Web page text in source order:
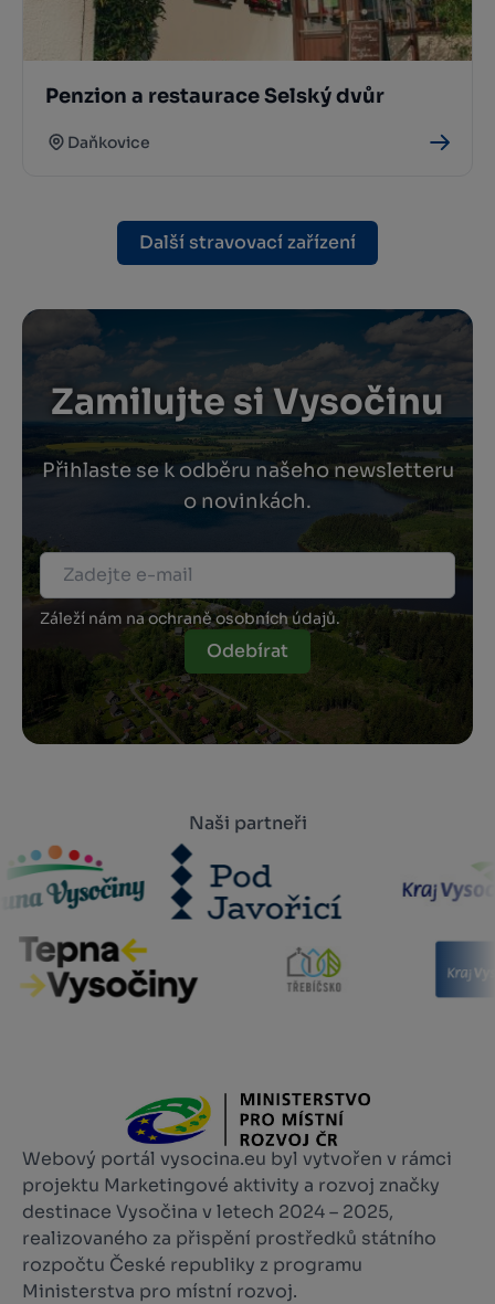
Penzion a restaurace Selský dvůr
Daňkovice
Další stravovací zařízení
Zamilujte si Vysočinu
Přihlaste se k odběru našeho newsletteru
o novinkách.
Záleží nám na ochraně osobních údajů.
Odebírat
Naši partneři
Webový portál vysocina.eu byl vytvořen v rámci
projektu Marketingové aktivity a rozvoj značky
destinace Vysočina v letech 2024 – 2025,
realizovaného za přispění prostředků státního
rozpočtu České republiky z programu
Ministerstva pro místní rozvoj.